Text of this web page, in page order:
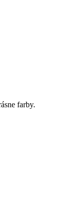
farby.